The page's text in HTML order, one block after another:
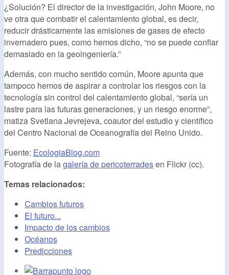
¿Solución? El director de la investigación, John Moore, no
ve otra que combatir el calentamiento global, es decir,
reducir drásticamente las emisiones de gases de efecto
invernadero pues, como hemos dicho, “no se puede confiar
demasiado en la geoingeniería.”
Además, con mucho sentido común, Moore apunta que
tampoco hemos de aspirar a controlar los riesgos con la
tecnología sin control del calentamiento global, “sería un
lastre para las futuras generaciones, y un riesgo enorme”,
matiza Svetlana Jevrejeva, coautor del estudio y científico
del Centro Nacional de Oceanografía del Reino Unido.
Fuente: EcologiaBlog.com
Fotografía de lagalería de pericoterradesen Flickr (cc).
Temas relacionados:
Cambios futuros
El futuro...
Impacto de los cambios
Océanos
Predicciones